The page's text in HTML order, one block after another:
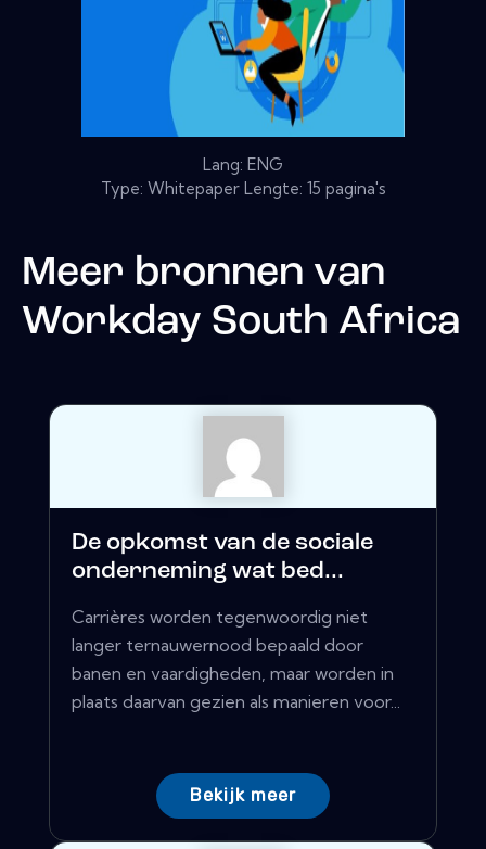
Lang: ENG
Type: Whitepaper Lengte: 15 pagina's
Meer bronnen van
Workday South Africa
De opkomst van de sociale
onderneming wat bed...
Carrières worden tegenwoordig niet
langer ternauwernood bepaald door
banen en vaardigheden, maar worden in
plaats daarvan gezien als manieren voor...
Bekijk meer